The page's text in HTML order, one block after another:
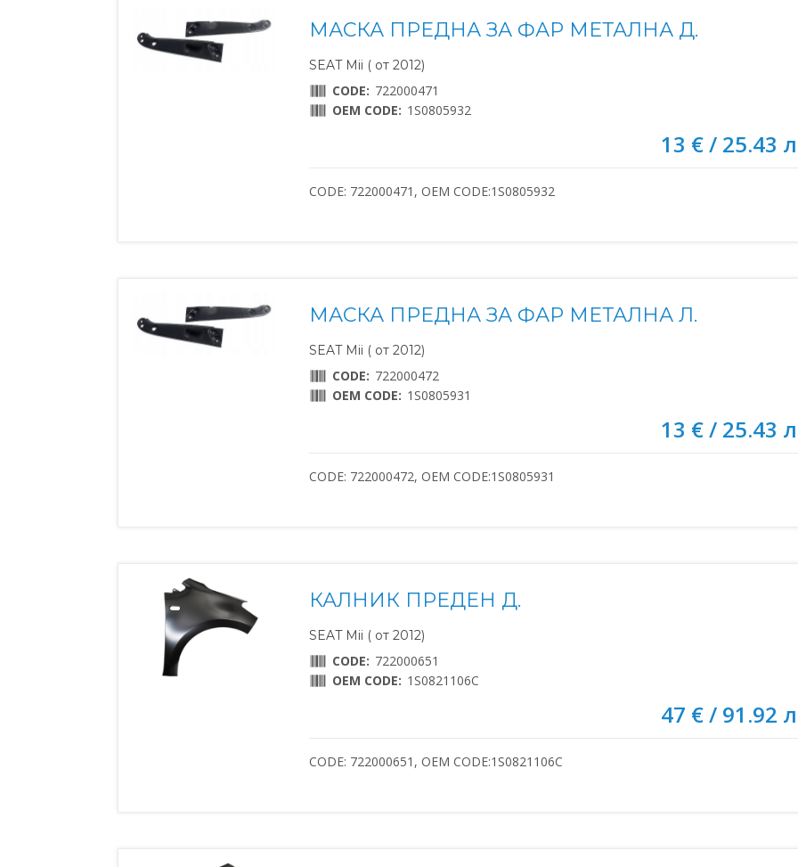
МАСКА ПРЕДНА ЗА ФАР МЕТАЛНА Д.
SEAT Mii ( от 2012)
CODE: 722000471
OEM CODE: 1S0805932
13 € / 25.43
CODE: 722000471, OEM CODE:1S0805932
МАСКА ПРЕДНА ЗА ФАР МЕТАЛНА Л.
SEAT Mii ( от 2012)
CODE: 722000472
OEM CODE: 1S0805931
13 € / 25.43
CODE: 722000472, OEM CODE:1S0805931
КАЛНИК ПРЕДЕН Д.
SEAT Mii ( от 2012)
CODE: 722000651
OEM CODE: 1S0821106C
47 € / 91.92
CODE: 722000651, OEM CODE:1S0821106C